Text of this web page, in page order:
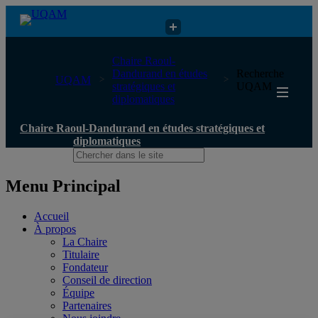
Chaire Raoul-Dandurand en études stratégiques et diplomatiques
UQAM
Chaire Raoul-
Dandurand en études
stratégiques et
diplomatiques
Recherche
UQAM
Chaire Raoul-Dandurand en études stratégiques et
diplomatiques
Menu Principal
Accueil
À propos
La Chaire
Titulaire
Fondateur
Conseil de direction
Équipe
Partenaires